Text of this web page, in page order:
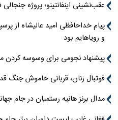
عقب‌نشینی اینفانتینو؛ پروژه
پیام خداحافظی امید عالیشاه از
و رویاهایم بود
پیشنهاد نجومی برای وسوسه کردن
فوتبال زنان، قربانی خاموش جنگ
مدال برنز هانیه رستمیان در جام